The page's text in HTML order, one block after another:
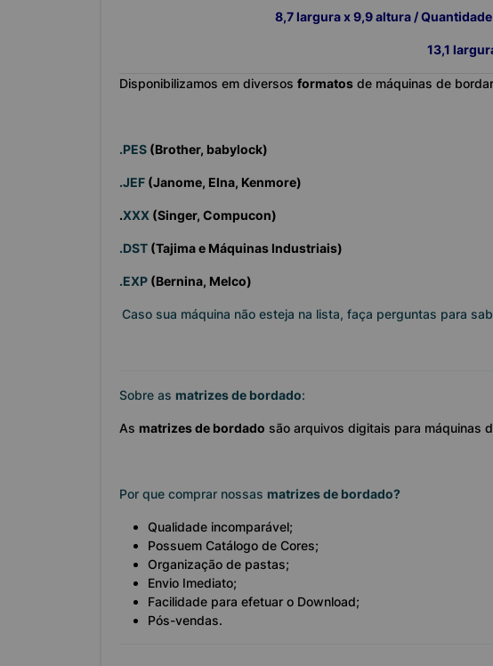
8,7 largura x 9,9 altura /
13,1
Disponibilizamos em diversos formatos de máquinas de
.PES (Brother, babylock)
.JEF (Janome, Elna, Kenmore)
.XXX (Singer, Compucon)
.DST (Tajima e Máquinas Industriais)
.EXP (Bernina, Melco)
Caso sua máquina não esteja na lista, faça perguntas para
Sobre as matrizes de bordado:
As matrizes de bordado são arquivos digitais para máquinas
Por que comprar nossas matrizes de bordado?
Qualidade incomparável;
Possuem Catálogo de Cores;
Organização de pastas;
Envio Imediato;
Facilidade para efetuar o Download;
Pós-vendas.